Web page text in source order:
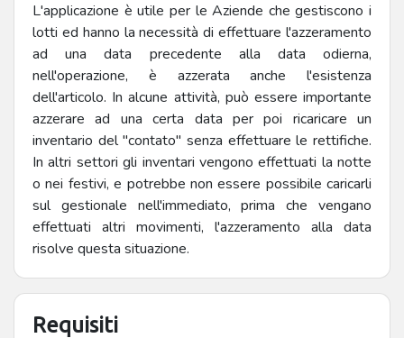
L'applicazione è utile per le Aziende che gestiscono i
lotti ed hanno la necessità di effettuare l'azzeramento
ad una data precedente alla data odierna,
nell'operazione, è azzerata anche l'esistenza
dell'articolo. In alcune attività, può essere importante
azzerare ad una certa data per poi ricaricare un
inventario del "contato" senza effettuare le rettifiche.
In altri settori gli inventari vengono effettuati la notte
o nei festivi, e potrebbe non essere possibile caricarli
sul gestionale nell'immediato, prima che vengano
effettuati altri movimenti, l'azzeramento alla data
risolve questa situazione.
Requisiti